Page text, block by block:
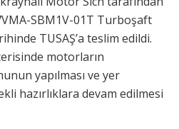
SBM1V-01T Turboşaft
TUSAŞ’a teslim edildi.
motorların
yapılması ve yer
hazırlıklara devam edilmesi